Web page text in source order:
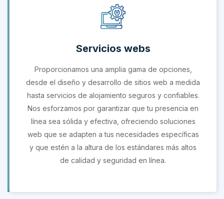
Servicios webs
Proporcionamos una amplia gama de opciones,
desde el diseño y desarrollo de sitios web a medida
hasta servicios de alojamiento seguros y confiables.
Nos esforzamos por garantizar que tu presencia en
línea sea sólida y efectiva, ofreciendo soluciones
web que se adapten a tus necesidades específicas
y que estén a la altura de los estándares más altos
de calidad y seguridad en línea.